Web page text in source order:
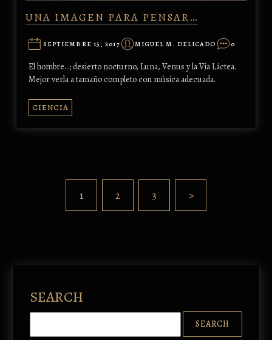
UNA IMAGEN PARA PENSAR…
SEPTIEMBRE 15, 2017 MIGUEL M. DELICADO 0
El hombre…; desierto nocturno, Luna, Venus y la Vía Láctea.
Mejor verla a tamaño completo con música adecuada.
CIENCIA
1 2 3 >
SEARCH